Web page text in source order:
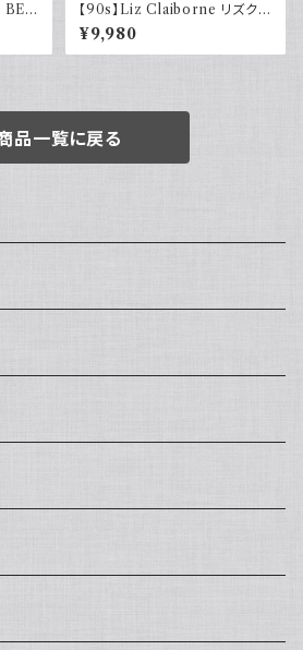
BEE
ツー
ド
【90s】Liz Claiborne リズクレ
イボーン コットンリネンパンツ
ツータック ワイド スラックス 古
着
¥9,980
品一覧に戻る